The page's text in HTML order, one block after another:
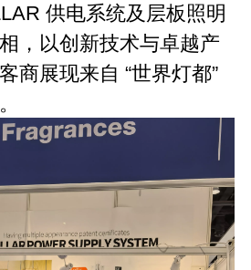
供电系统及层板照明
，以创新技术与卓越产
商展现来自 “世界灯都”